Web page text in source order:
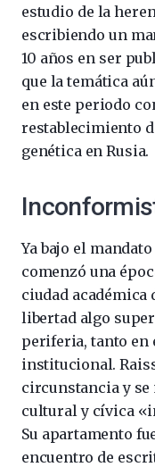
estudio de la
escribiendo un
10 años en ser
que la temática
en este periodo
restablecimiento
genética en Rusia.
Ya bajo el
comenzó una
ciudad académica
libertad algo
periferia, tanto en
institucional.
circunstancia y se
cultural y cívica
Su apartamento
encuentro de